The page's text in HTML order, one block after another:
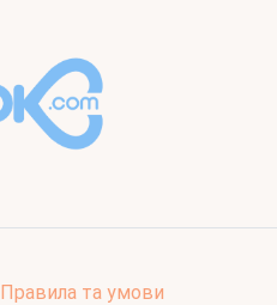
Правила та умови